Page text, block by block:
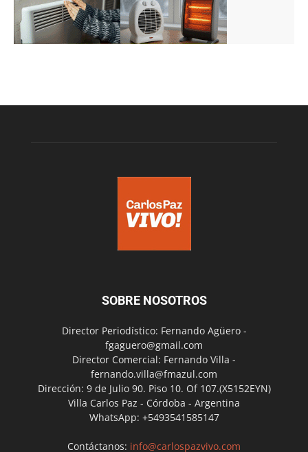
SOBRE NOSOTROS
Director Periodístico: Fernando Agüero -
fgaguero@gmail.com
Director Comercial: Fernando Villa -
fernando.villa@fmazul.com
Dirección: 9 de Julio 90. Piso 10. Of 107.(X5152EYN)
Villa Carlos Paz - Córdoba - Argentina
WhatsApp: +5493541585147
Contáctanos: info@carlospazvivo.com